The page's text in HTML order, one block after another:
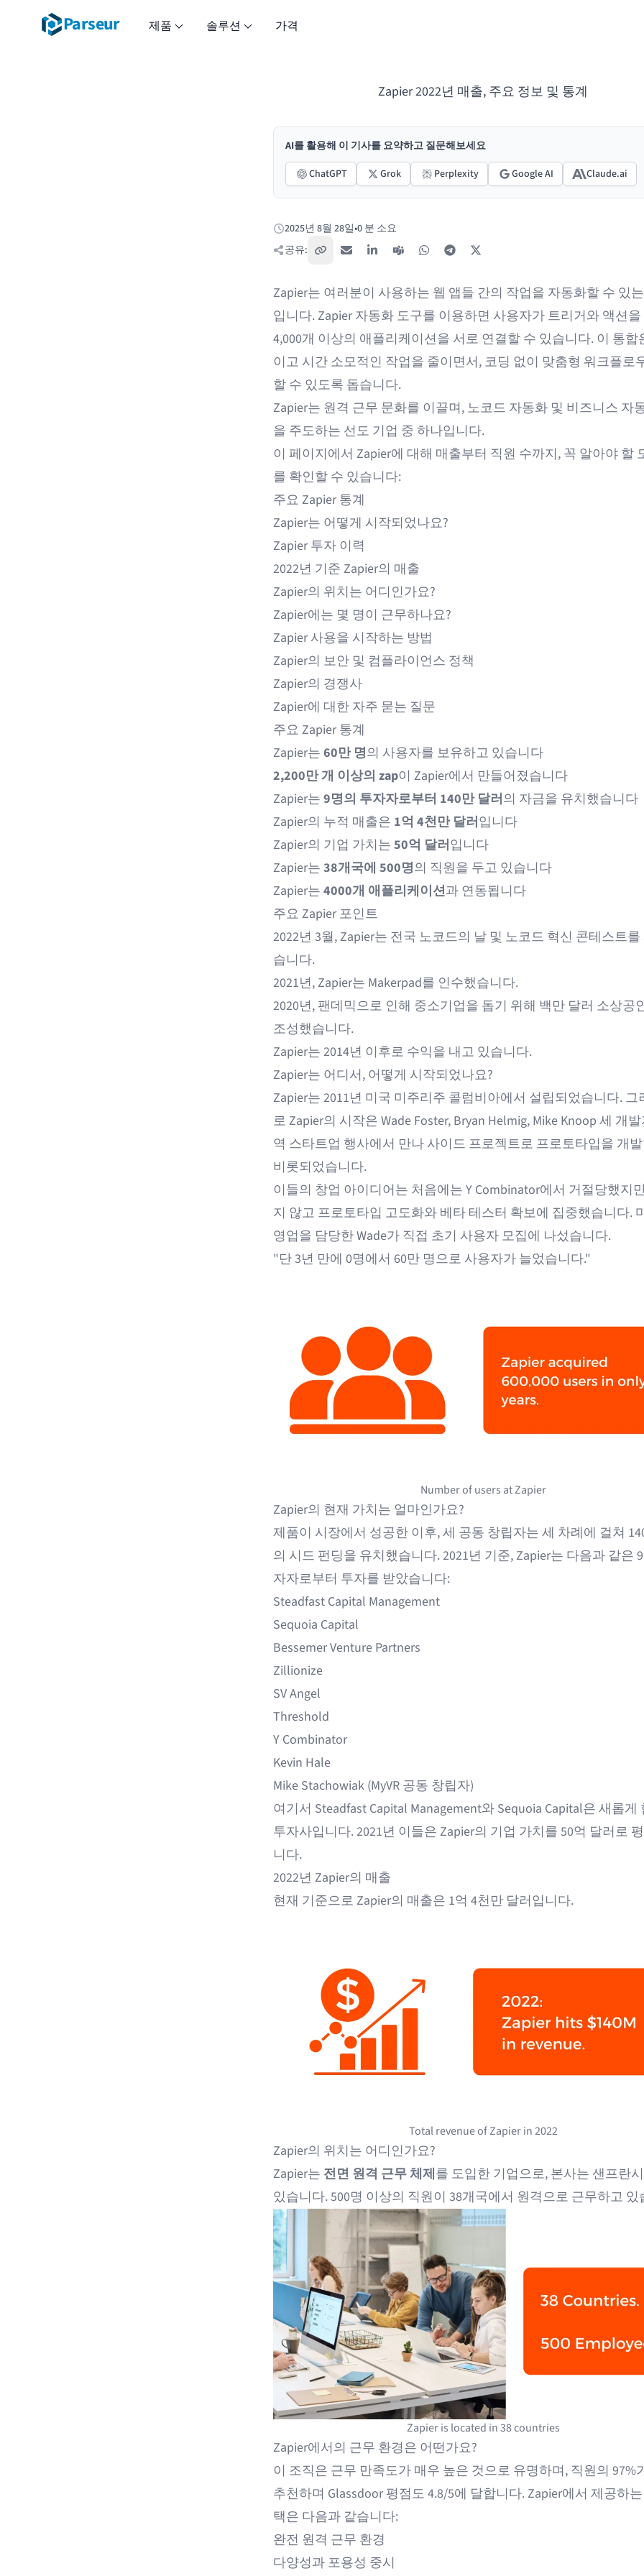
Parseur 제품 솔루션 가격
Zapier 2022년 매출, 주요 정보 및 통계
AI를 활용해 이 기사를 요약하고 질문해보세요
ChatGPT
Grok Perplexity Google AI Claude.ai
게시됨:
2025년 8월 28일•0 분 소요
공유:
링크 복사
이메일 LinkedInTeams WhatsAppTelegram
Zapier는 여러분이 사용하는 웹 앱들 간의 작업을 자동화할 수 있
입니다. Zapier 자동화 도구를 이용하면 사용자가 트리거와 액션
4,000개 이상의 애플리케이션을 서로 연결할 수 있습니다. 이 통합
이고 시간 소모적인 작업을 줄이면서, 코딩 없이 맞춤형 워크플로
할 수 있도록 돕습니다.
Zapier는 원격 근무 문화를 이끌며, 노코드 자동화 및 비즈니스 자
을 주도하는 선도 기업 중 하나입니다.
이 페이지에서 Zapier에 대해 매출부터 직원 수까지, 꼭 알아야 할
를 확인할 수 있습니다:
주요 Zapier 통계
Zapier는 어떻게 시작되었나요?
Zapier 투자 이력
2022년 기준 Zapier의 매출
Zapier의 위치는 어디인가요?
Zapier에는 몇 명이 근무하나요?
Zapier 사용을 시작하는 방법
Zapier의 보안 및 컴플라이언스 정책
Zapier의 경쟁사
Zapier에 대한 자주 묻는 질문
주요 Zapier 통계
Zapier는 60만 명의 사용자를 보유하고 있습니다
2,200만 개 이상의 zap이 Zapier에서 만들어졌습니다
Zapier는 9명의 투자자로부터 140만 달러의 자금을 유치했습니다
Zapier의 누적 매출은 1억 4천만 달러입니다
Zapier의 기업 가치는 50억 달러입니다
Zapier는 38개국에 500명의 직원을 두고 있습니다
Zapier는 4000개 애플리케이션과 연동됩니다
주요 Zapier 포인트
2022년 3월, Zapier는 전국 노코드의 날 및 노코드 혁신 콘테스트를
습니다.
2021년, Zapier는 Makerpad를 인수했습니다.
2020년, 팬데믹으로 인해 중소기업을 돕기 위해 백만 달러 소상공
조성했습니다.
Zapier는 2014년 이후로 수익을 내고 있습니다.
Zapier는 어디서, 어떻게 시작되었나요?
Zapier는 2011년 미국 미주리주 콜럼비아에서 설립되었습니다. 그
로 Zapier의 시작은 Wade Foster, Bryan Helmig, Mike Knoop 세 개
역 스타트업 행사에서 만나 사이드 프로젝트로 프로토타입을 개
비롯되었습니다.
이들의 창업 아이디어는 처음에는 Y Combinator에서 거절당했지
지 않고 프로토타입 고도화와 베타 테스터 확보에 집중했습니다.
영업을 담당한 Wade가 직접 초기 사용자 모집에 나섰습니다.
"단 3년 만에 0명에서 60만 명으로 사용자가 늘었습니다."
Number of users at Zapier
Zapier의 현재 가치는 얼마인가요?
제품이 시장에서 성공한 이후, 세 공동 창립자는 세 차례에 걸쳐
의 시드 펀딩을 유치했습니다. 2021년 기준, Zapier는 다음과 같은
자자로부터 투자를 받았습니다:
Steadfast Capital Management
Sequoia Capital
Bessemer Venture Partners
Zillionize
SV Angel
Threshold
Y Combinator
Kevin Hale
Mike Stachowiak (MyVR 공동 창립자)
여기서 Steadfast Capital Management와 Sequoia Capital은 새롭게
투자사입니다. 2021년 이들은 Zapier의 기업 가치를 50억 달러로
니다.
2022년 Zapier의 매출
현재 기준으로 Zapier의 매출은 1억 4천만 달러입니다.
Total revenue of Zapier in 2022
Zapier의 위치는 어디인가요?
Zapier는 전면 원격 근무 체제를 도입한 기업으로, 본사는 샌프란
있습니다. 500명 이상의 직원이 38개국에서 원격으로 근무하고 있
Zapier is located in 38 countries
Zapier에서의 근무 환경은 어떤가요?
이 조직은 근무 만족도가 매우 높은 것으로 유명하며, 직원의 97%
추천하며 Glassdoor 평점도 4.8/5에 달합니다. Zapier에서 제공하
택은 다음과 같습니다:
완전 원격 근무 환경
다양성과 포용성 중시